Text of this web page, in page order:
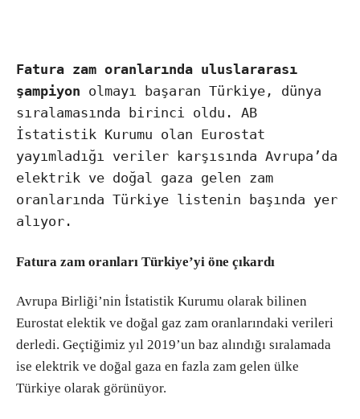
Fatura zam oranlarında uluslararası
şampiyon olmayı başaran Türkiye, dünya
sıralamasında birinci oldu. AB
İstatistik Kurumu olan Eurostat
yayımladığı veriler karşısında Avrupa’da
elektrik ve doğal gaza gelen zam
oranlarında Türkiye listenin başında yer
alıyor.
Fatura zam oranları Türkiye’yi öne çıkardı
Avrupa Birliği’nin İstatistik Kurumu olarak bilinen
Eurostat elektik ve doğal gaz zam oranlarındaki verileri
derledi. Geçtiğimiz yıl 2019’un baz alındığı sıralamada
ise elektrik ve doğal gaza en fazla zam gelen ülke
Türkiye olarak görünüyor.